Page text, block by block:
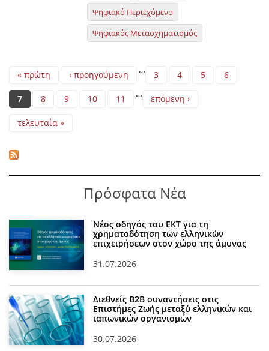
Ψηφιακό Περιεχόμενο
Ψηφιακός Μετασχηματισμός
Pages
« πρώτη ‹ προηγούμενη … 3 4 5 6
7 8 9 10 11 … επόμενη ›
τελευταία »
Πρόσφατα Νέα
Νέος οδηγός του ΕΚΤ για τη
χρηματοδότηση των ελληνικών
επιχειρήσεων στον χώρο της άμυνας
31.07.2026
Διεθνείς Β2Β συναντήσεις στις
Επιστήμες Ζωής μεταξύ ελληνικών και
ιαπωνικών οργανισμών
30.07.2026